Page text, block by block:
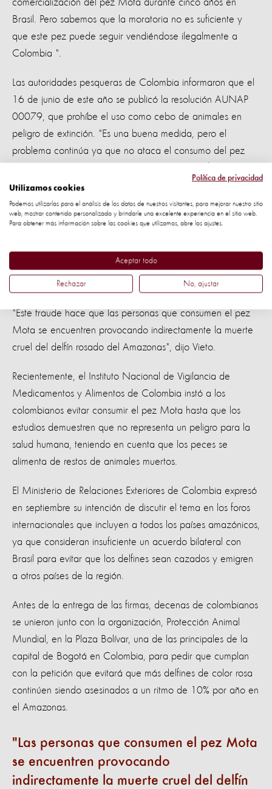
Brasil. Pero sabemos que la moratoria no es suficiente y
que este pez puede seguir vendiéndose ilegalmente a
Colombia ".
Las autoridades pesqueras de Colombia informaron que el
16 de junio de este año se publicó la resolución AUNAP
00079, que prohíbe el uso como cebo de animales en
peligro de extinción. "Es una buena medida, pero el
problema continúa ya que no ataca el consumo del pez
dice Roberto Vieto, coordinador de campaña de fauna de
Protección de los Animales en Latinoamérica.
El consumo en Colombia
Esta semana, Protección Animal Mundial denunció como el
pez Mota o Piracatinga brasileña es engañosamente
vendida bajo el nombre de otras especies en Colombia.
"Este fraude hace que las personas que consumen el pez
Mota se encuentren provocando indirectamente la muerte
cruel del delfín rosado del Amazonas", dijo Vieto.
Recientemente, el Instituto Nacional de Vigilancia de
Medicamentos y Alimentos de Colombia instó a los
colombianos evitar consumir el pez Mota hasta que los
estudios demuestren que no representa un peligro para la
salud humana, teniendo en cuenta que los peces se
alimenta de restos de animales muertos.
El Ministerio de Relaciones Exteriores de Colombia expresó
en septiembre su intención de discutir el tema en los foros
internacionales que incluyen a todos los países amazónicos,
ya que consideran insuficiente un acuerdo bilateral con
Brasil para evitar que los delfines sean cazados y emigren
a otros países de la región.
Antes de la entrega de las firmas, decenas de colombianos
se unieron junto con la organización, Protección Animal
Mundial, en la Plaza Bolívar, una de las principales de la
capital de Bogotá en Colombia, para pedir que cumplan
con la petición que evitará que más delfines de color rosa
continúen siendo asesinados a un ritmo de 10% por año en
el Amazonas.
Las personas que consumen el pez Mota
se encuentren provocando
indirectamente la muerte cruel del delfín
Política de privacidad
Utilizamos cookies
Podemos utilizarlas para el análisis de los datos de nuestros visitantes, para mejorar nuestro sitio
web, mostrar contenido personalizado y brindarle una excelente experiencia en el sitio web.
Para obtener más información sobre las cookies que utilizamos, abre los ajustes.
Aceptar todo
Rechazar No, ajustar